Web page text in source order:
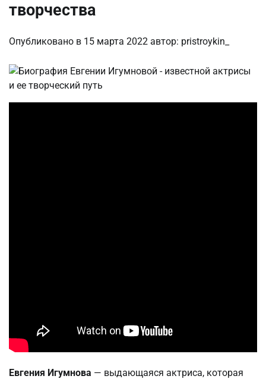
творчества
Опубликовано в 15 марта 2022 автор: pristroykin_
Евгения Игумнова — выдающаяся актриса, которая